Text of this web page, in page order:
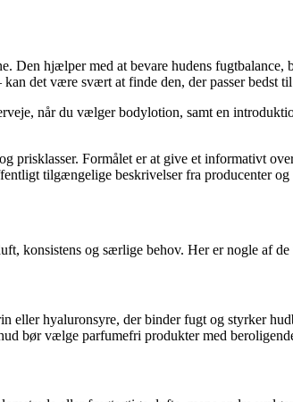
Den hjælper med at bevare hudens
det være svært at finde den, der passer bedst
når du vælger bodylotion, samt en
Formålet er at give et informativt
tilgængelige beskrivelser fra producenter
konsistens og særlige behov. Her er nogle af
eller hyaluronsyre, der binder fugt og styrker
bør vælge parfumefri produkter med